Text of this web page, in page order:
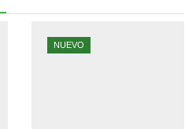
NUEVO